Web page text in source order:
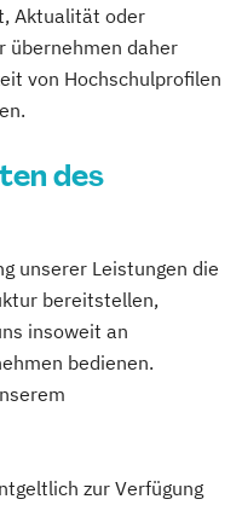
Aktualität oder
übernehmen daher
von Hochschulprofilen
des
unserer Leistungen die
bereitstellen,
insoweit an
bedienen.
zur Verfügung